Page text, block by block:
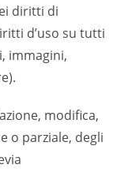
diritti di
d’uso su tutti
immagini,
modifica,
o parziale, degli